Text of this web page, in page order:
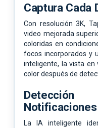
Captura Cada
Con resolución 3K,
video mejorada
coloridas en
focos incorporados y
inteligente, la vista en
color después de
La IA inteligente